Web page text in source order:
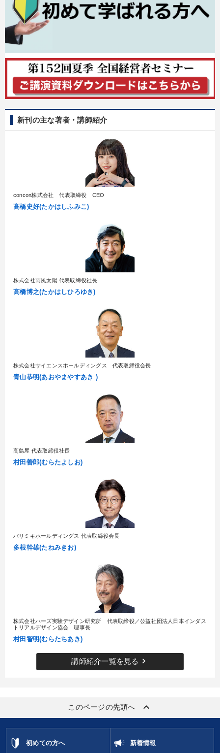
新刊の主な著者・講師紹介
concon株式会社 代表取締役 CEO
髙橋史好(たかはしふみこ)
株式会社雨風太陽 代表取締役社長
高橋博之(たかはしひろゆき)
株式会社サイエンスホールディングス 代表取締役会長
青山恭明(あおやまやすあき )
髙島屋 代表取締役社長
村田善郎(むらたよしお)
パリミキホールディングス 代表取締役会長
多根幹雄(たねみきお)
株式会社ハーズ実験デザイン研究所 代表取締役／公益社団法人日本インダス
トリアルデザイン協会 理事長
村田智明(むらたちあき)
講師紹介一覧を見る keyboard_arrow_right
このページの先頭へ keyboard_arrow_up
初めての方へ 新着情報